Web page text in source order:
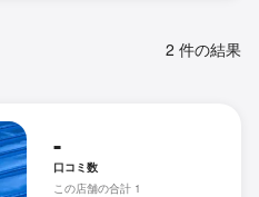
2 件の結果
-
口コミ数
この店舗の合計 1